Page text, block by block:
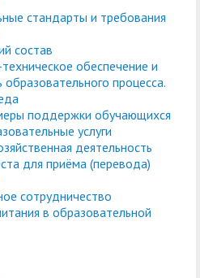
общественностью
Управление по
административно-
Профком студентов и
аспирантов
Лучшие студенты
Сведения о доходах
образования
Центр развития
компетенций
государственных и
муниципальных
служащих
Совет родителей
(законных
стандарты и требования
состав
обеспечение и
процесса.
поддержки обучающихся
услуги
деятельность
для приёма (перевода)
сотрудничество
в образовательной